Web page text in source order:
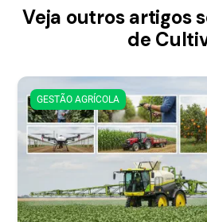
Veja outros artigos
de
GESTÃO AGRÍCOLA